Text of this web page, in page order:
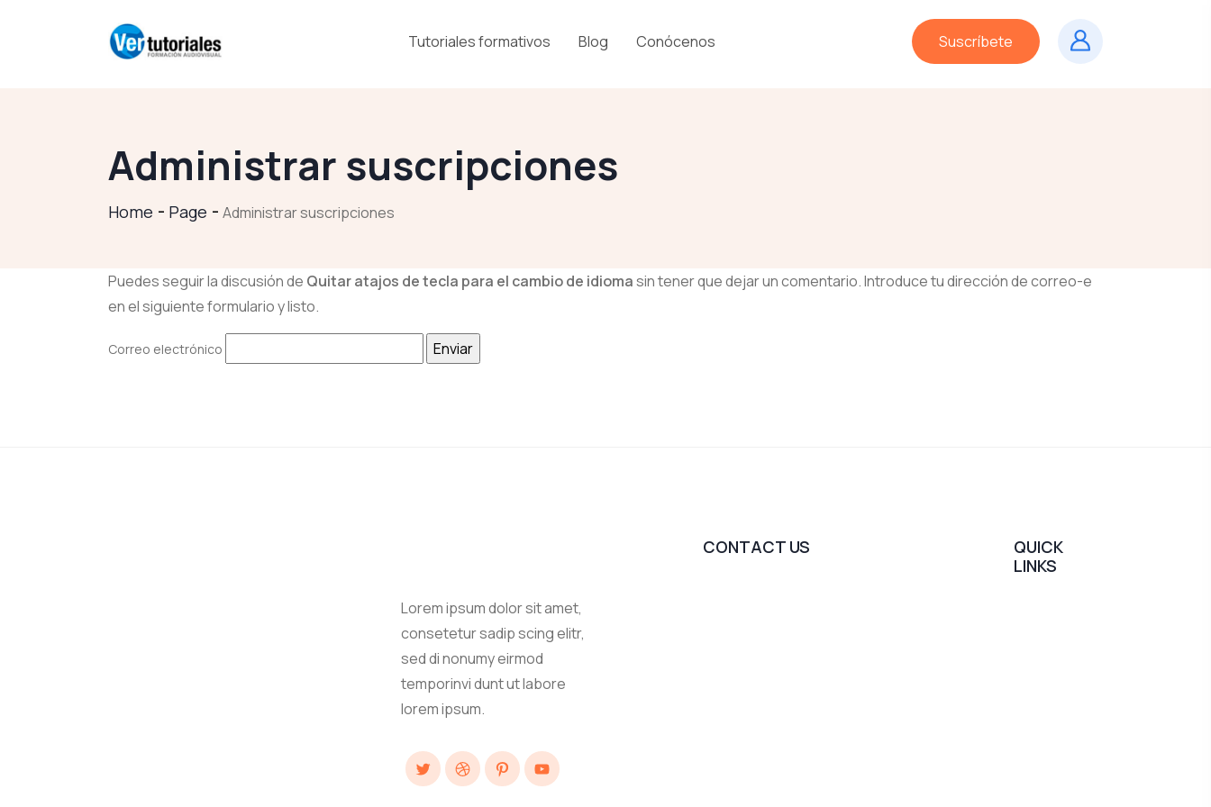
Tutoriales formativos Blog Conócenos Suscríbete
Administrar suscripciones
Home Page Administrar suscripciones
Puedes seguir la discusión de Quitar atajos de tecla para el cambio de idiomasin tener que dejar un comentario. Introduce tu dirección de correo-e
en el siguiente formulario y listo.
Correo electrónico
Lorem ipsum dolor sit amet,
consetetur sadip scing elitr,
sed di nonumy eirmod
temporinvi dunt ut labore
lorem ipsum.
TwitterDribbblePinterestYouTube
CONTACT US
QUICK
LINKS